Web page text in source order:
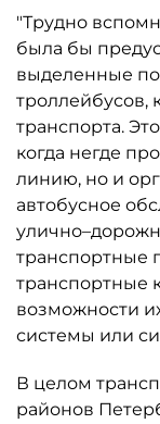
"Трудно
была бы
выделенные
троллейбусов,
транспорта.
когда негде
линию, но и
автобусное
транспортные
транспортные
возможности
системы или
В целом
районов